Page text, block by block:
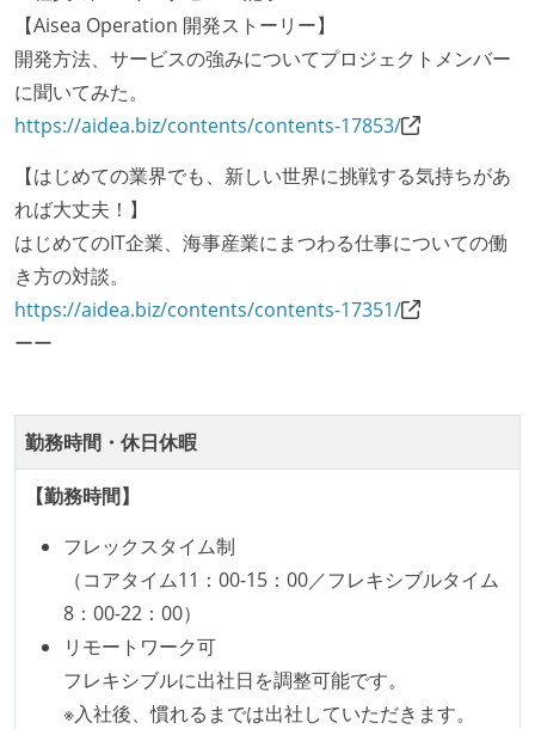
【Aisea Operation 開発ストーリー】
開発方法、サービスの強みについてプロジェクトメンバー
に聞いてみた。
https://aidea.biz/contents/contents-17853/
【はじめての業界でも、新しい世界に挑戦する気持ちがあ
れば大丈夫！】
はじめてのIT企業、海事産業にまつわる仕事についての働
き方の対談。
https://aidea.biz/contents/contents-17351/
ーー
勤務時間・休日休暇
【勤務時間】
フレックスタイム制
（コアタイム11：00-15：00／フレキシブルタイム
8：00-22：00）
リモートワーク可
フレキシブルに出社日を調整可能です。
※入社後、慣れるまでは出社していただきます。